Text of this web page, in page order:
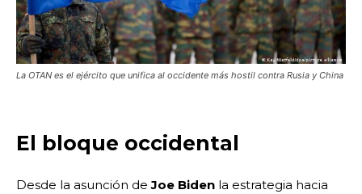
La OTAN es el ejército que unifica al occidente más hostil contra Rusia y China
El bloque occidental
Desde la asunción deJoe Biden la estrategia hacia